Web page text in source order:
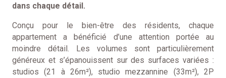
dans chaque détail.
Conçu pour le bien-être des résidents, chaque
appartement a bénéficié d’une attention portée au
moindre détail. Les volumes sont particulièrement
généreux et s’épanouissent sur des surfaces variées :
studios (21 à 26m²), studio mezzannine (33m²), 2P